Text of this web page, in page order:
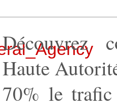
Découvrez
Haute
70% le trafic